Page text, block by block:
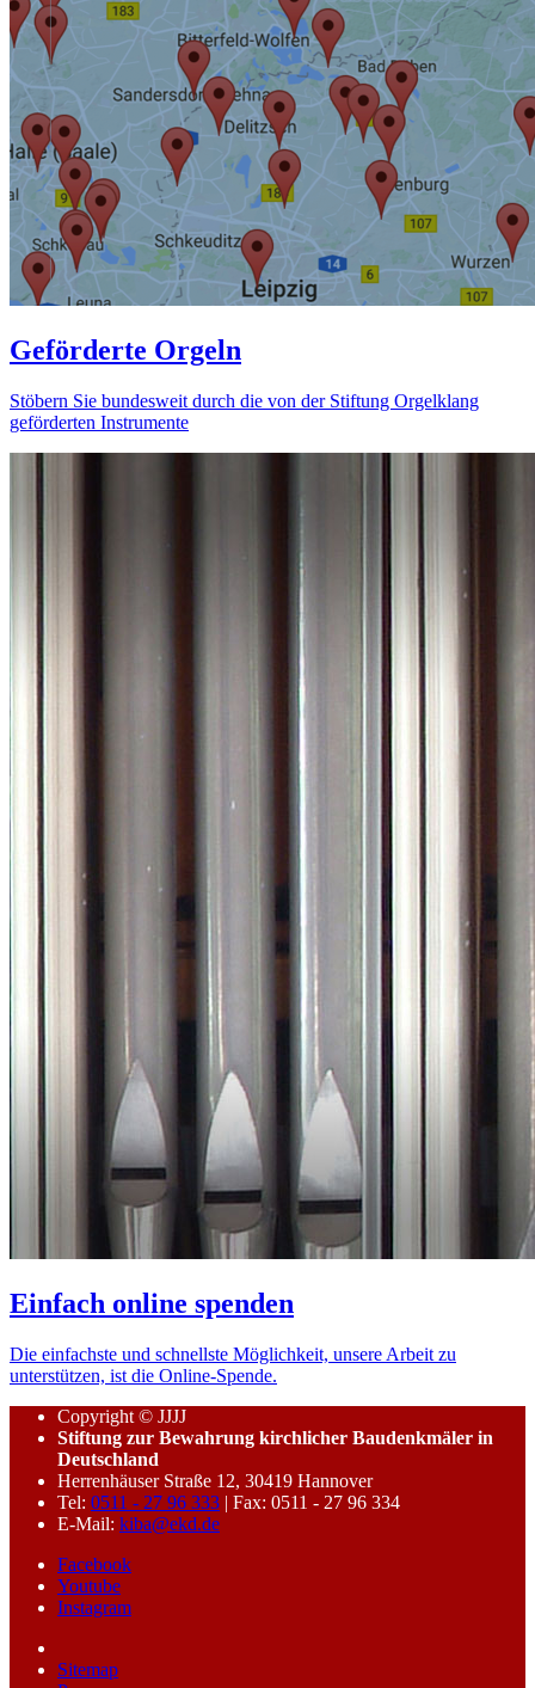
Geförderte Orgeln
Stöbern Sie bundesweit durch die von der Stiftung Orgelklang
geförderten Instrumente
Einfach online spenden
Die einfachste und schnellste Möglichkeit, unsere Arbeit zu
unterstützen, ist die Online-Spende.
Copyright © JJJJ
Stiftung zur Bewahrung kirchlicher Baudenkmäler in
Deutschland
Herrenhäuser Straße 12, 30419 Hannover
Tel: 0511 - 27 96 333 | Fax: 0511 - 27 96 334
E-Mail: kiba@ekd.de
Facebook
Youtube
Instagram
Sitemap